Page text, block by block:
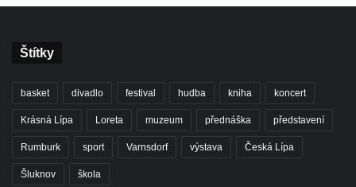
Štítky
basket divadlo festival hudba kniha koncert
Krásná Lípa Loreta muzeum přednáška představení
Rumburk sport Varnsdorf výstava Česká Lípa
Šluknov škola